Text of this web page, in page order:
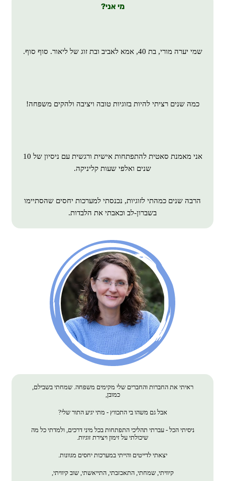
מי אני?
שמי יערה מורי, בת 40, אמא לאביב ובת זוג של ליאור. סוף סוף.
כמה שנים רציתי להיות בזוגיות טובה ויציבה ולהקים משפחה!
אני מאמנת סאטית להתפתחות אישית ורגשית עם ניסיון של 10
שנים ואלפי שעות קליניקה.
הרבה שנים כמהתי לזוגיות, נכנסתי למערכות יחסים שהסתיימו
בשברון-לב וכאבתי את הלבדות.
ראיתי את החברות והחברים שלי מקימים משפחה. שמחתי בשבילם,
כמובן,
אבל גם משהו בי התכווץ - מתי יגיע התור שלי?
ניסיתי הכל - עברתי תהליכי התפתחות בכל מיני דרכים, ולמדתי כל מה
שיכולתי על זימון ויצירת זוגיות.
יצאתי לדייטים והייתי במערכות יחסים מגוונות.
קיוויתי, שמחתי, התאכזבתי, התייאשתי, שוב קיוויתי,